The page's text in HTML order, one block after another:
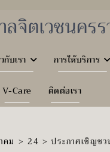
ลจิตเวชนคร
กับเรา การให้บริการ
V-Care ติดต่อเรา
คม > 24 > ประกาศเชิญชว